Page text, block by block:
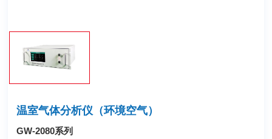
温室气体分析仪（环境空气）
GW-2080系列